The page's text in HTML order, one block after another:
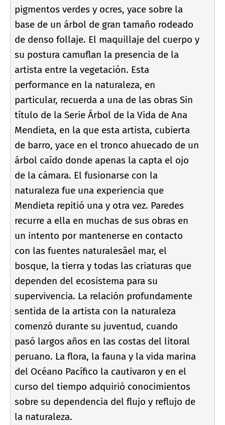
pigmentos verdes y ocres, yace sobre la
base de un árbol de gran tamaño rodeado
de denso follaje. El maquillaje del cuerpo y
su postura camuflan la presencia de la
artista entre la vegetación. Esta
performance en la naturaleza, en
particular, recuerda a una de las obras Sin
tí­tulo de la Serie Árbol de la Vida de Ana
Mendieta, en la que esta artista, cubierta
de barro, yace en el tronco ahuecado de un
árbol caí­do donde apenas la capta el ojo
de la cámara. El fusionarse con la
naturaleza fue una experiencia que
Mendieta repitió una y otra vez. Paredes
recurre a ella en muchas de sus obras en
un intento por mantenerse en contacto
con las fuentes naturalesâel mar, el
bosque, la tierra y todas las criaturas que
dependen del ecosistema para su
supervivencia. La relación profundamente
sentida de la artista con la naturaleza
comenzó durante su juventud, cuando
pasó largos años en las costas del litoral
peruano. La flora, la fauna y la vida marina
del Océano Pací­fico la cautivaron y en el
curso del tiempo adquirió conocimientos
sobre su dependencia del flujo y reflujo de
la naturaleza.